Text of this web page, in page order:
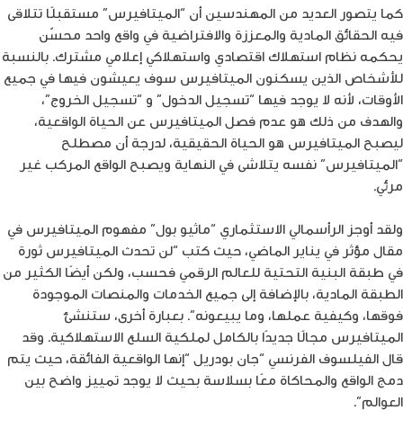
كما يتصور العديد من المهندسين أن “الميتافيرس” مستقبلًا تتلاقى
فيه الحقائق المادية والمعززة والافتراضية في واقع واحد محسّن
يحكمه نظام استهلاك اقتصادي واستهلاكي إعلامي مشترك. بالنسبة
للأشخاص الذين يسكنون الميتافيرس سوف يعيشون فيها في جميع
الأوقات، لأنه لا يوجد فيها “تسجيل الدخول” و “تسجيل الخروج”،
والهدف من ذلك هو عدم فصل الميتافيرس عن الحياة الواقعية،
ليصبح الميتافيرس هو الحياة الحقيقية، لدرجة أن مصطلح
“الميتافيرس” نفسه يتلاشى في النهاية ويصبح الواقع المركب غير
مرئي.
ولقد أوجز الرأسمالي الاستثماري “ماثيو بول” مفهوم الميتافيرس في
مقال مؤثر في يناير الماضي، حيث كتب “لن تحدث الميتافيرس ثورة
في طبقة البنية التحتية للعالم الرقمي فحسب، ولكن أيضًا الكثير من
الطبقة المادية، بالإضافة إلى جميع الخدمات والمنصات الموجودة
فوقها، وكيفية عملها، وما يبيعونه”. بعبارة أخرى، ستنشئ
الميتافيرس مجالًا جديدًا بالكامل لملكية السلع الاستهلاكية. وقد
قال الفيلسوف الفرنسي “جان بودريل “إنها الواقعية الفائقة، حيث يتم
دمج الواقع والمحاكاة معًا بسلاسة بحيث لا يوجد تمييز واضح بين
العوالم”.